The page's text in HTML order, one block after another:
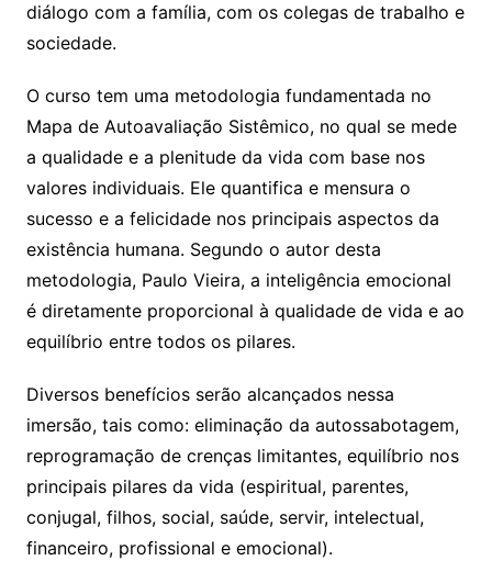
diálogo com a família, com os colegas de trabalho e
sociedade.
O curso tem uma metodologia fundamentada no
Mapa de Autoavaliação Sistêmico, no qual se mede
a qualidade e a plenitude da vida com base nos
valores individuais. Ele quantifica e mensura o
sucesso e a felicidade nos principais aspectos da
existência humana. Segundo o autor desta
metodologia, Paulo Vieira, a inteligência emocional
é diretamente proporcional à qualidade de vida e ao
equilíbrio entre todos os pilares.
Diversos benefícios serão alcançados nessa
imersão, tais como: eliminação da autossabotagem,
reprogramação de crenças limitantes, equilíbrio nos
principais pilares da vida (espiritual, parentes,
conjugal, filhos, social, saúde, servir, intelectual,
financeiro, profissional e emocional).